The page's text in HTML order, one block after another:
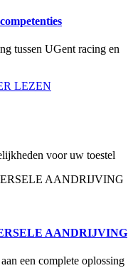
tussen UGent racing en
LEZEN
voor uw toestel
AANDRIJVING
een complete oplossing